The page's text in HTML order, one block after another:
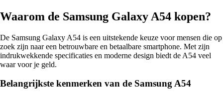
Waarom de Samsung Galaxy A54 kopen?
De Samsung Galaxy A54 is een uitstekende keuze voor mensen die op
zoek zijn naar een betrouwbare en betaalbare smartphone. Met zijn
indrukwekkende specificaties en moderne design biedt de A54 veel
waar voor je geld.
Belangrijkste kenmerken van de Samsung A54